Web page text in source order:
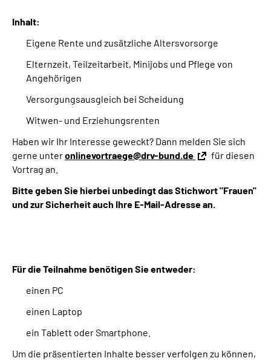
Suche
Language
Leichte Sprache
Inhalt:
Eigene Rente und zusätzliche Altersvorsorge
Elternzeit, Teilzeitarbeit, Minijobs und Pflege von
Angehörigen
Versorgungsausgleich bei Scheidung
Witwen- und Erziehungsrenten
Haben wir Ihr Interesse geweckt? Dann melden Sie sich
gerne unteronlinevortraege@drv-bund.de
für diesen
Vortrag an.
Bitte geben Sie hierbei unbedingt das Stichwort "Frauen"
und zur Sicherheit auch Ihre E-Mail-Adresse an.
Für die Teilnahme benötigen Sie entweder:
einen PC
einen Laptop
ein Tablett oder Smartphone.
Um die präsentierten Inhalte besser verfolgen zu können,